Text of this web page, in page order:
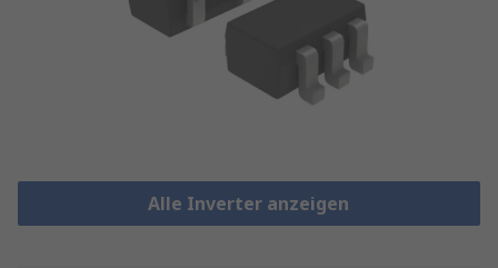
Alle Inverter anzeigen